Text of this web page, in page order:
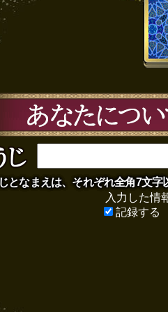
となまえは、それぞれ全角7文字
入力した情
記録する